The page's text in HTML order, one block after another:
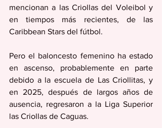
mencionan a las Criollas del Voleibol y
en tiempos más recientes, de las
Caribbean Stars del fútbol.
Pero el baloncesto femenino ha estado
en ascenso, probablemente en parte
debido a la escuela de Las Criollitas, y
en 2025, después de largos años de
ausencia, regresaron a la Liga Superior
las Criollas de Caguas.